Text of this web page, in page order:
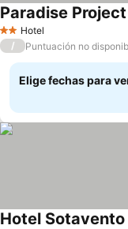
2 Estrellas
Hotel
Paradise
/ Puntuación no
Elige fechas para
Hotel Sotavento